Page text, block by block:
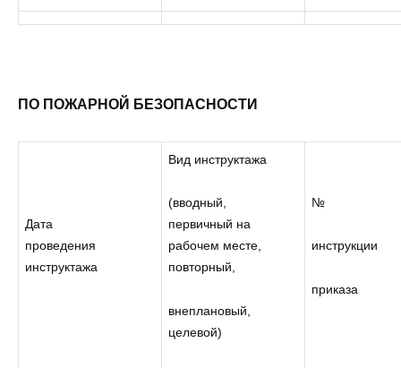
ПО ПОЖАРНОЙ БЕЗОПАСНОСТИ
Дата
проведения
инструктажа
Вид инструктажа
(вводный,
первичный на
рабочем месте,
повторный,
внеплановый,
целевой)
№
инструкции
приказа